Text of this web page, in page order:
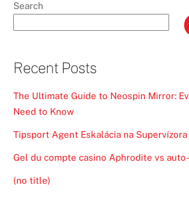
Search
Recent Posts
The Ultimate Guide to Neospin Mirror:
Need to Know
Tipsport Agent Eskalácia na Supervízora
Gel du compte casino Aphrodite vs
(no title)